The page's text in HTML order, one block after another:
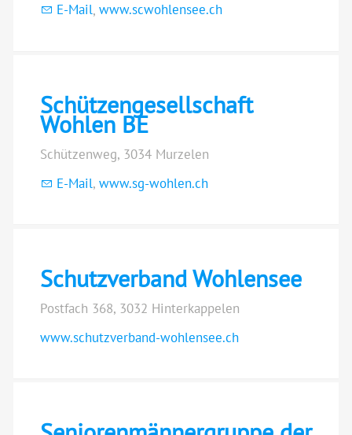
E-Mail, www.scwohlensee.ch
Schützengesellschaft
Wohlen BE
Schützenweg, 3034 Murzelen
E-Mail, www.sg-wohlen.ch
Schutzverband Wohlensee
Postfach 368, 3032 Hinterkappelen
www.schutzverband-wohlensee.ch